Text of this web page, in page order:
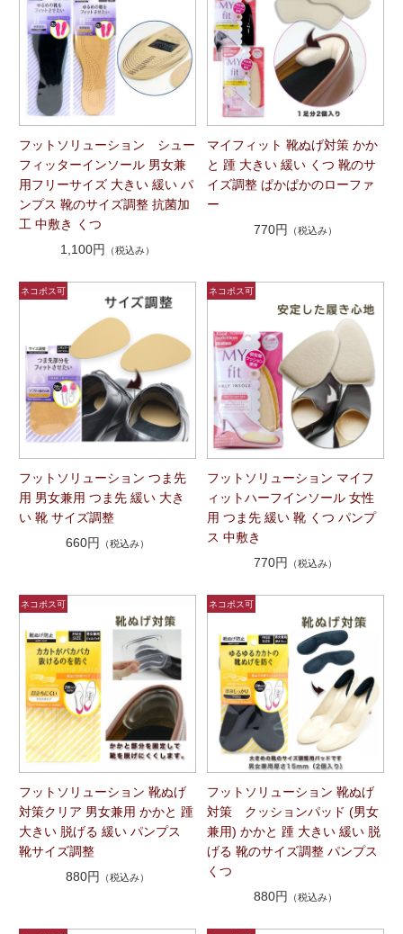
フットソリューション シュー
フィッターインソール 男女兼
用フリーサイズ 大きい 緩い パ
ンプス 靴のサイズ調整 抗菌加
工 中敷き くつ
1,100円
（税込み）
マイフィット 靴ぬげ対策 かか
と 踵 大きい 緩い くつ 靴のサ
イズ調整 ぱかぱかのローファ
ー
770円
（税込み）
フットソリューション つま先
用 男女兼用 つま先 緩い 大き
い 靴 サイズ調整
660円
（税込み）
フットソリューション マイフ
ィットハーフインソール 女性
用 つま先 緩い 靴 くつ パンプ
ス 中敷き
770円
（税込み）
フットソリューション 靴ぬげ
対策クリア 男女兼用 かかと 踵
大きい 脱げる 緩い パンプス
靴サイズ調整
880円 （税込み）
フットソリューション 靴ぬげ
対策 クッションパッド (男女
兼用) かかと 踵 大きい 緩い 脱
げる 靴のサイズ調整 パンプス
くつ
880円
（税込み）